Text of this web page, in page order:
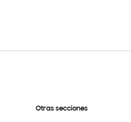
Otras secciones